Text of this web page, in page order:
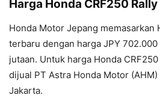
Harga Honda CRF250
Honda Motor Jepang memasarkan
terbaru dengan harga JPY
jutaan. Untuk harga Honda
dijual PT Astra Honda Motor (AHM)
Jakarta.